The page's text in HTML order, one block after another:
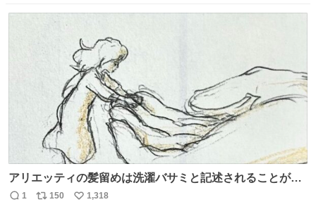
アリエッティの髪留めは洗濯バサミと記述されることが多
いですが、もっと小さいプラスチックのクリップです。 バ
1 150
1,318